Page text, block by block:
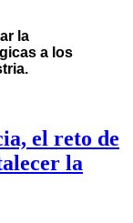
la
a los
el reto de
la